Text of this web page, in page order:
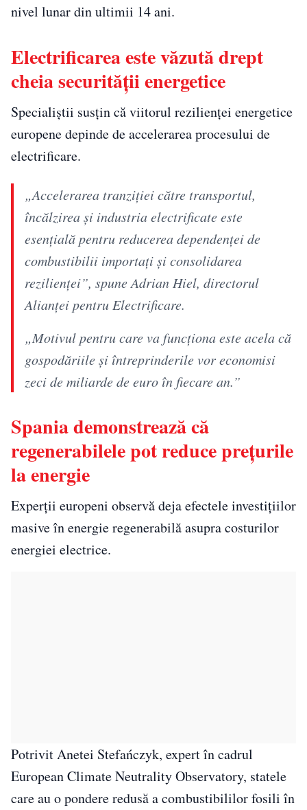
nivel lunar din ultimii 14 ani.
Electrificarea este văzută drept
cheia securității energetice
Specialiștii susțin că viitorul rezilienței energetice
europene depinde de accelerarea procesului de
electrificare.
„Accelerarea tranziției către transportul,
încălzirea și industria electrificate este
esențială pentru reducerea dependenței de
combustibilii importați și consolidarea
rezilienței”, spune Adrian Hiel, directorul
Alianței pentru Electrificare.
„Motivul pentru care va funcționa este acela că
gospodăriile și întreprinderile vor economisi
zeci de miliarde de euro în fiecare an.”
Spania demonstrează că
regenerabilele pot reduce prețurile
la energie
Experții europeni observă deja efectele investițiilor
masive în energie regenerabilă asupra costurilor
energiei electrice.
Potrivit Anetei Stefańczyk, expert în cadrul
European Climate Neutrality Observatory, statele
care au o pondere redusă a combustibililor fosili în